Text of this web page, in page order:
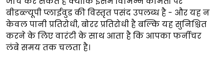
बीडब्ल्यूपी प्लाईवुड की विस्तृत पसंद उपलब्ध है - और यह न
केवल पानी प्रतिरोधी, बोरर प्रतिरोधी है बल्कि यह सुनिश्चित
करने के लिए वारंटी के साथ आता है कि आपका फर्नीचर
लंबे समय तक चलता है।